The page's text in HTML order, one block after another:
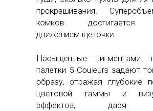
прокрашивания.
комков достигается
движением щеточки.
Насыщенные пигментами
палетки 5 Couleurs задают
образу, отражая глубокие
цветовой гаммы и
эффектов, даря